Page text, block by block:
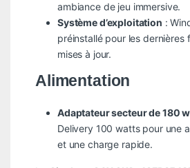
ambiance de jeu immersive.
Système d’exploitation :
préinstallé pour les dernières
mises à jour.
Alimentation
Adaptateur secteur de 180
Delivery 100 watts pour une
et une charge rapide.